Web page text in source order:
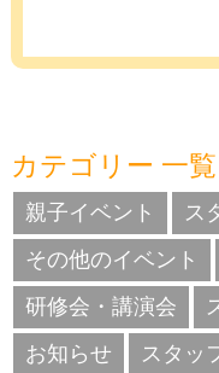
カテゴリー 一覧
親子イベント
ス
その他のイベント
研修会・講演会
お知らせ
スタッ